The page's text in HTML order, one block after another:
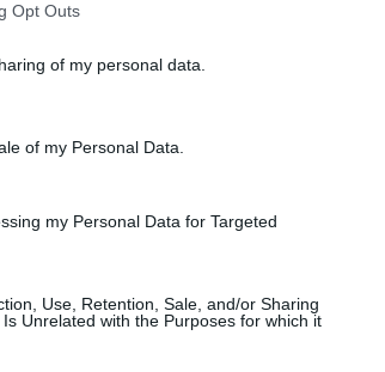
Opt Outs
of my personal data.
of my Personal Data.
my Personal Data for Targeted
Use, Retention, Sale, and/or Sharing
Unrelated with the Purposes for which it